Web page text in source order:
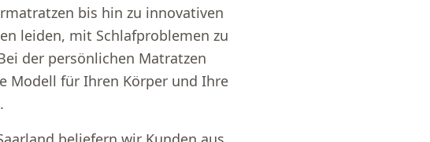
bis hin zu innovativen
leiden, mit Schlafproblemen zu
der persönlichen Matratzen
Modell für Ihren Körper und Ihre